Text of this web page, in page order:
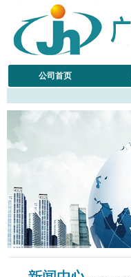
公司首页